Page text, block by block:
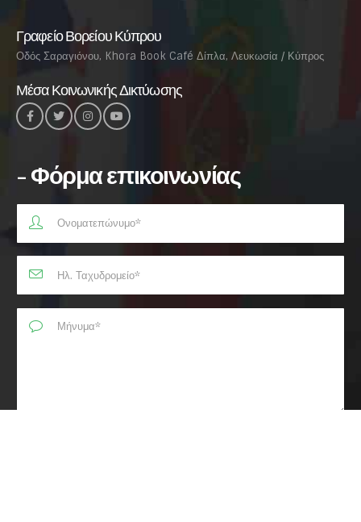
Γραφείο Βορείου Κύπρου
Οδός Σαραγιόνου, Khora Book Café Δίπλα, Λευκωσία / Κύπρος
Μέσα Κοινωνικής Δικτύωσης
- Φόρμα επικοινωνίας